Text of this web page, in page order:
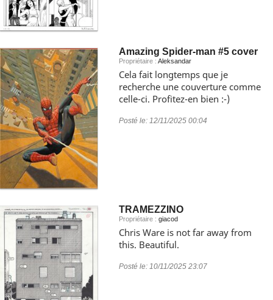
Amazing Spider-man #5 cover
Propriétaire : Aleksandar
Cela fait longtemps que je
recherche une couverture comme
celle-ci. Profitez-en bien :-)
Posté le: 12/11/2025 00:04
TRAMEZZINO
Propriétaire : giacod
Chris Ware is not far away from
this. Beautiful.
Posté le: 10/11/2025 23:07